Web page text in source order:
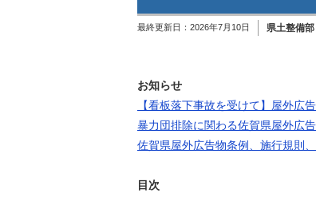
最終更新日： 2026年7月10日 県土整備
お知らせ
【看板落下事故を受けて】屋外広
暴力団排除に関わる佐賀県屋外広
佐賀県屋外広告物条例、施行規則
目次